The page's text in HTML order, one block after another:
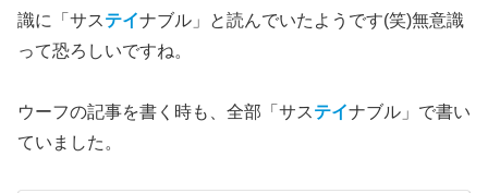
識に「サステイナブル」と読んでいたようです(笑)無意識
って恐ろしいですね。
ウーフの記事を書く時も、全部「サステイナブル」で書い
ていました。